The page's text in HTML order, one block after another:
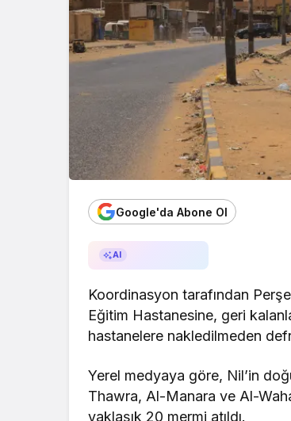
Google'da Abone Ol
AI
Koordinasyon tarafından
Eğitim Hastanesine, geri
hastanelere nakledilmeden
Yerel medyaya göre, Nil’in
Thawra, Al-Manara ve Al-
yaklaşık 20 mermi atıldı.